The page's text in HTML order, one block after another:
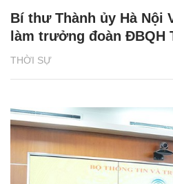
THỜI SỰ
Bí thư Thành ủy Hà Nội
làm trưởng đoàn ĐBQH